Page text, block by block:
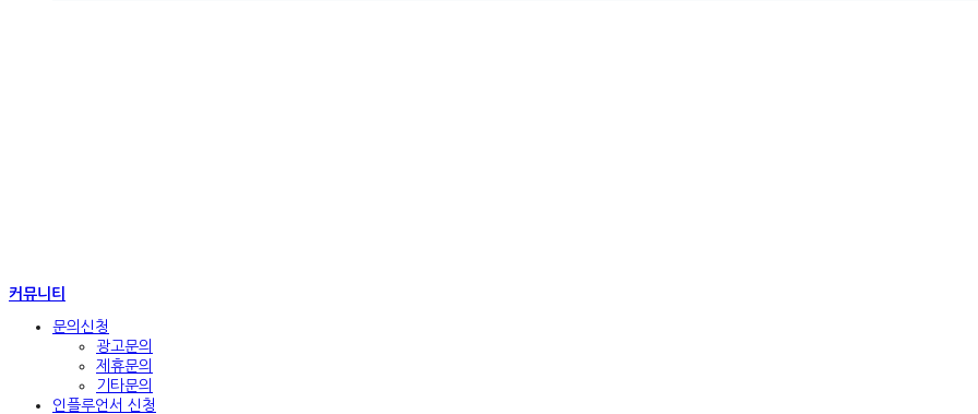
커뮤니티
문의신청
광고문의
제휴문의
기타문의
인플루언서 신청